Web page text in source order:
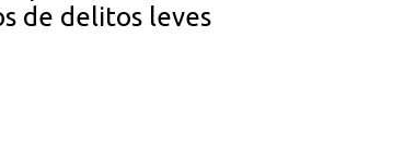
de delitos leves